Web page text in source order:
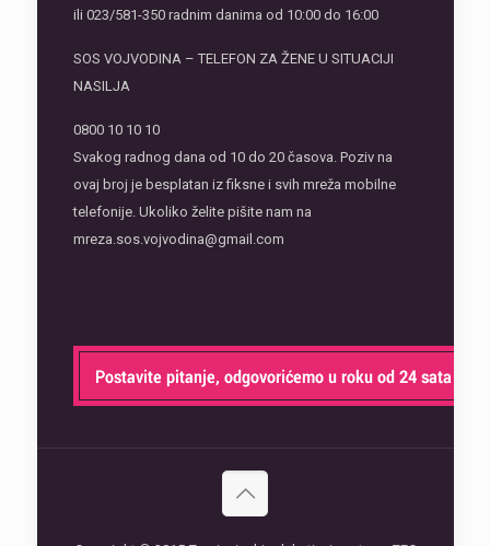
ili 023/581-350 radnim danima od 10:00 do 16:00
SOS VOJVODINA – TELEFON ZA ŽENE U SITUACIJI
NASILJA
0800 10 10 10
Svakog radnog dana od 10 do 20 časova. Poziv na
ovaj broj je besplatan iz fiksne i svih mreža mobilne
telefonije. Ukoliko želite pišite nam na
mreza.sos.vojvodina@gmail.com